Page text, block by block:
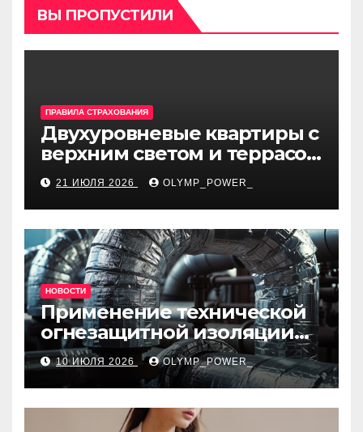
ВЫ ПРОПУСТИЛИ
ПРАВИЛА СТРАХОВАНИЯ
Двухуровневые квартиры с
верхним светом и террасой
в готовом жилом
комплексе
21 ИЮЛЯ 2026 OLYMP_POWER_
НОВОСТИ
Применение технической
огнезащитной изоляции
для промышленных
объектов и нормативные
требования
10 ИЮЛЯ 2026 OLYMP_POWER_